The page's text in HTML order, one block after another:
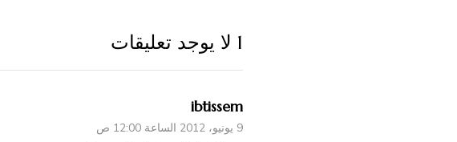
1 لا يوجد تعليقات
ibtissem
9 يونيو، 2012 الساعة 12:00 ص